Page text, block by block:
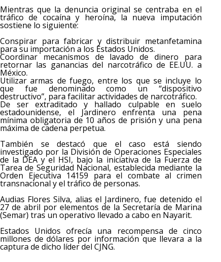
Mientras que la denuncia original se centraba en el
tráfico de cocaína y heroína, la nueva imputación
sostiene lo siguiente:
Conspirar para fabricar y distribuir metanfetamina
para su importación a los Estados Unidos.
Coordinar mecanismos de lavado de dinero para
retornar las ganancias del narcotráfico de EE.UU. a
México.
Utilizar armas de fuego, entre los que se incluye lo
que fue denominado como un “dispositivo
destructivo”, para facilitar actividades de narcotráfico.
De ser extraditado y hallado culpable en suelo
estadounidense, el Jardinero enfrenta una pena
mínima obligatoria de 10 años de prisión y una pena
máxima de cadena perpetua.
También se destacó que el caso está siendo
investigado por la División de Operaciones Especiales
de la DEA y el HSI, bajo la iniciativa de la Fuerza de
Tarea de Seguridad Nacional, establecida mediante la
Orden Ejecutiva 14159 para el combate al crimen
transnacional y el tráfico de personas.
Audias Flores Silva, alias el Jardinero, fue detenido el
27 de abril por elementos de la Secretaría de Marina
(Semar) tras un operativo llevado a cabo en Nayarit.
Estados Unidos ofrecía una recompensa de cinco
millones de dólares por información que llevara a la
captura de dicho líder del CJNG.